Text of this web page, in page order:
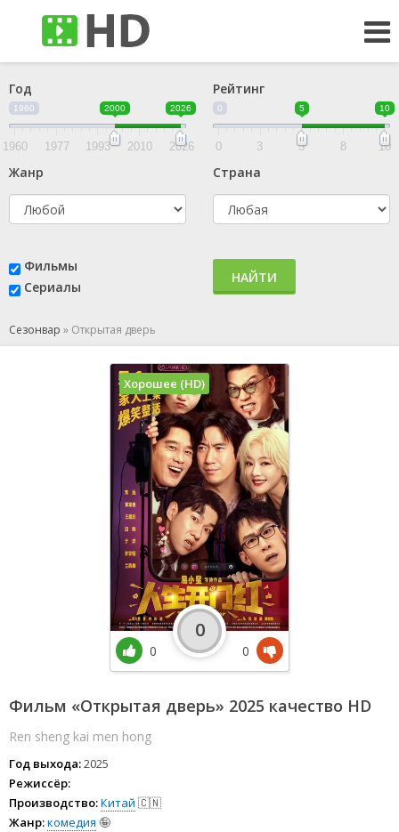
Год
1960 2000 2026
1960 1977 1993 2010 2026
Рейтинг
0 5 10
0 3 5 8 10
Жанр Страна
Фильмы
Сериалы
НАЙТИ
Сезонвар » Открытая дверь
Фильм «Открытая дверь» 2025 качество HD
Ren sheng kai men hong
Год выхода:2025
Режиссёр:
Производство:Китай 🇨🇳
Жанр:комедия 🤪
Хорошее (HD)
0
0
0